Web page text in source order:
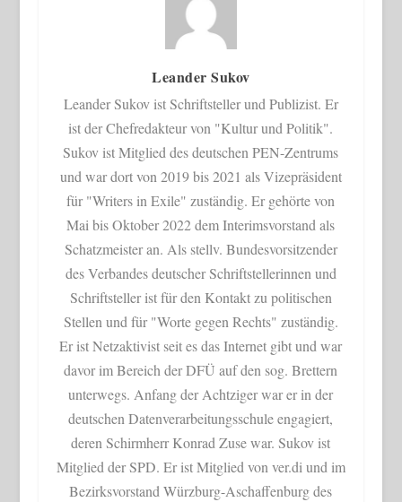
Leander Sukov
Leander Sukov ist Schriftsteller und Publizist. Er
ist der Chefredakteur von "Kultur und Politik".
Sukov ist Mitglied des deutschen PEN-Zentrums
und war dort von 2019 bis 2021 als Vizepräsident
für "Writers in Exile" zuständig. Er gehörte von
Mai bis Oktober 2022 dem Interimsvorstand als
Schatzmeister an. Als stellv. Bundesvorsitzender
des Verbandes deutscher Schriftstellerinnen und
Schriftsteller ist für den Kontakt zu politischen
Stellen und für "Worte gegen Rechts" zuständig.
Er ist Netzaktivist seit es das Internet gibt und war
davor im Bereich der DFÜ auf den sog. Brettern
unterwegs. Anfang der Achtziger war er in der
deutschen Datenverarbeitungsschule engagiert,
deren Schirmherr Konrad Zuse war. Sukov ist
Mitglied der SPD. Er ist Mitglied von ver.di und im
Bezirksvorstand Würzburg-Aschaffenburg des